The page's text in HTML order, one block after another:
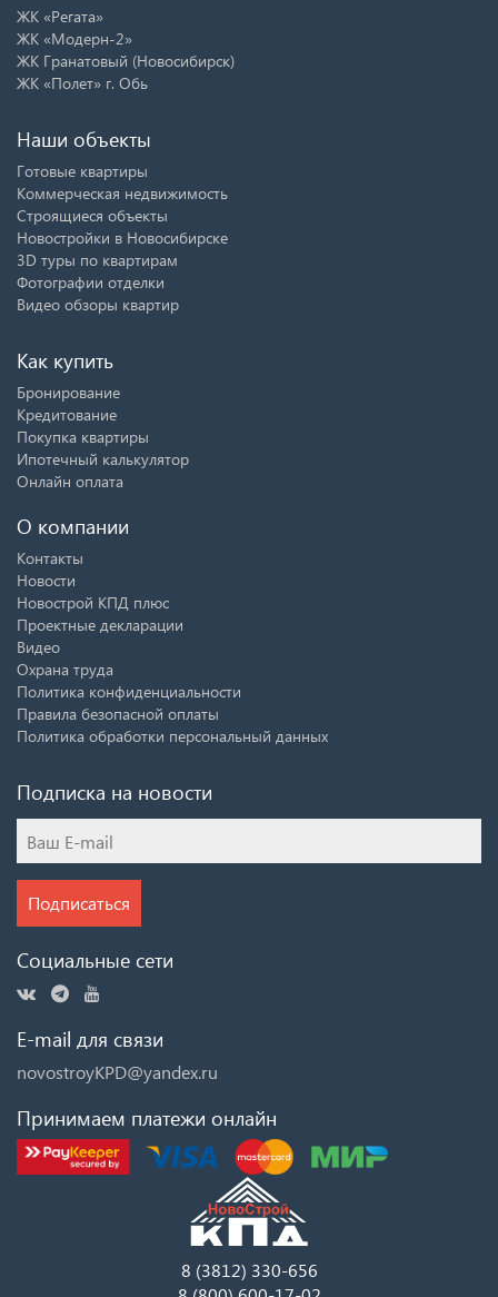
ЖК «Регата»
ЖК «Модерн-2»
ЖК Гранатовый (Новосибирск)
ЖК «Полет» г. Обь
Наши объекты
Готовые квартиры
Коммерческая недвижимость
Строящиеся объекты
Новостройки в Новосибирске
3D туры по квартирам
Фотографии отделки
Видео обзоры квартир
Как купить
Бронирование
Кредитование
Покупка квартиры
Ипотечный калькулятор
Онлайн оплата
О компании
Контакты
Новости
Новострой КПД плюс
Проектные декларации
Видео
Охрана труда
Политика конфиденциальности
Правила безопасной оплаты
Политика обработки персональный данных
Подписка на новости
Подписаться
Социальные сети
E-mail для связи
novostroyKPD@yandex.ru
Принимаем платежи онлайн
8 (3812) 330-656